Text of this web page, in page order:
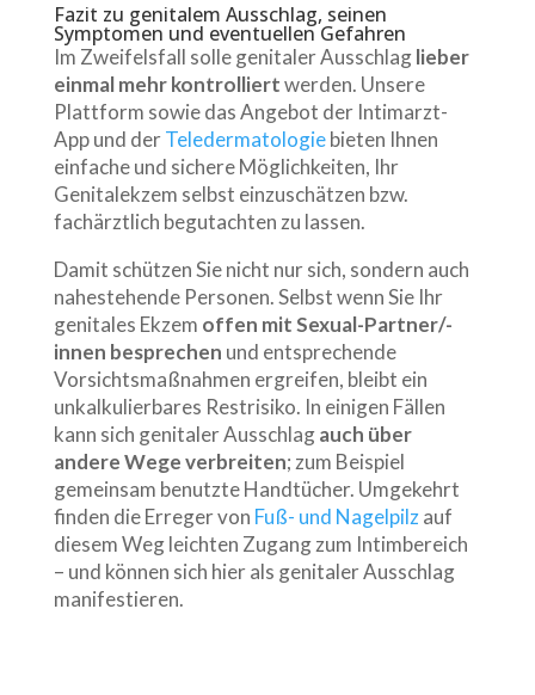
Fazit zu genitalem Ausschlag, seinen
Symptomen und eventuellen Gefahren
Im Zweifelsfall solle genitaler Ausschlaglieber
einmal mehr kontrolliertwerden. Unsere
Plattform sowie das Angebot der Intimarzt-
App und derTeledermatologiebieten Ihnen
einfache und sichere Möglichkeiten, Ihr
Genitalekzem selbst einzuschätzen bzw.
fachärztlich begutachten zu lassen.
Damit schützen Sie nicht nur sich, sondern auch
nahestehende Personen. Selbst wenn Sie Ihr
genitales Ekzem offen mit Sexual-Partner/-
innen besprechen und entsprechende
Vorsichtsmaßnahmen ergreifen, bleibt ein
unkalkulierbares Restrisiko. In einigen Fällen
kann sich genitaler Ausschlagauch über
andere Wege verbreiten; zum Beispiel
gemeinsam benutzte Handtücher. Umgekehrt
finden die Erreger von Fuß- und Nagelpilzauf
diesem Weg leichten Zugang zum Intimbereich
– und können sich hier als genitaler Ausschlag
manifestieren.